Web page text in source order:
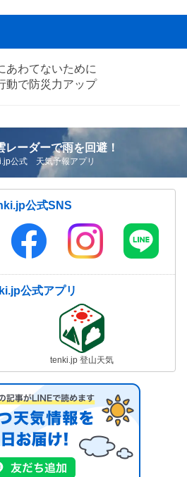
あわてないために
動で防災力アップ
レーダーで雨を回避！
公式 天気予報アプリ
公式SNS
公式アプリ
tenki.jp 登山天気